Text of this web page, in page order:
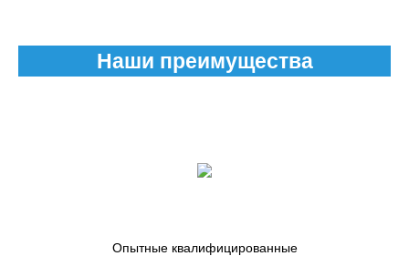
Наши преимущества
Опытные квалифицированные